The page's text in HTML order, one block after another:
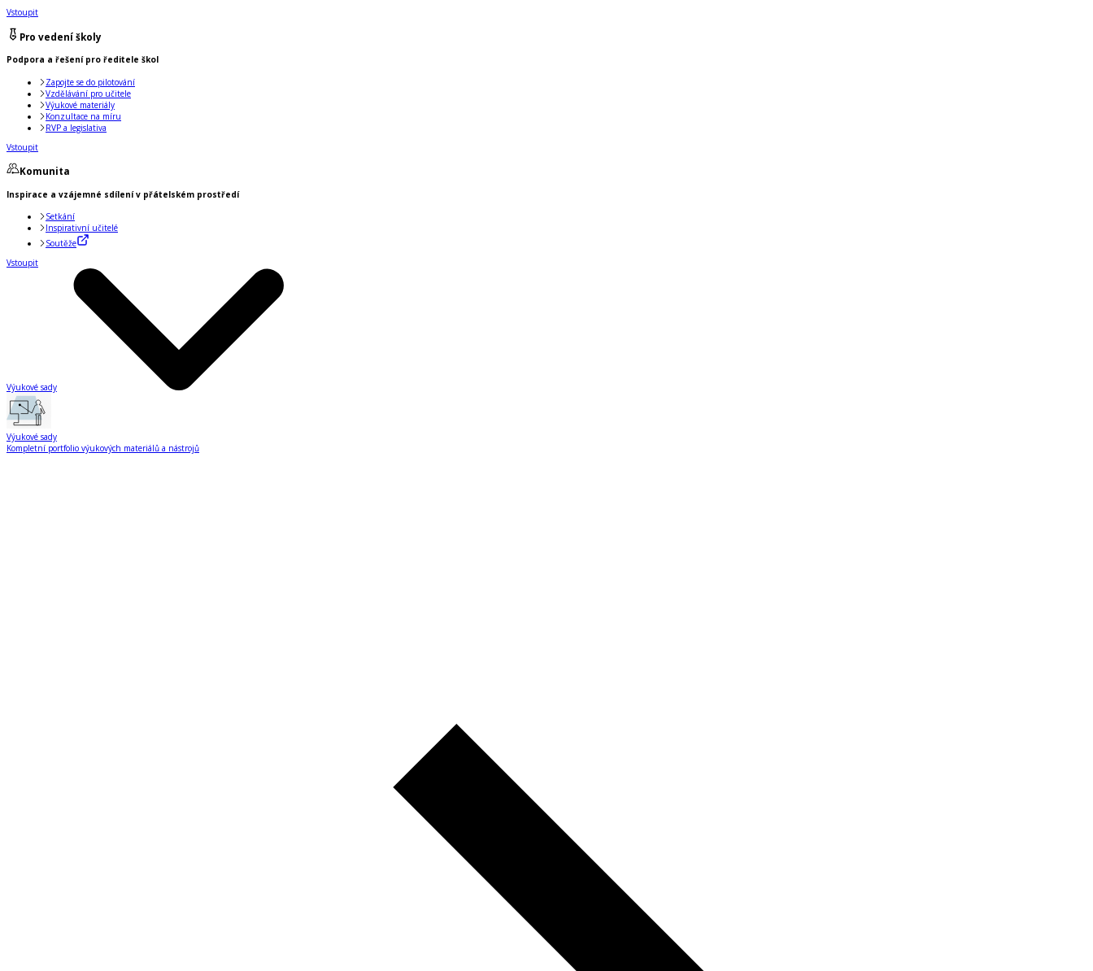
Vstoupit
Pro vedení školy
Podpora a řešení pro ředitele škol
Zapojte se do pilotování
Vzdělávání pro učitele
Výukové materiály
Konzultace na míru
RVP a legislativa
Vstoupit
Komunita
Inspirace a vzájemné sdílení v přátelském prostředí
Setkání
Inspirativní učitelé
Soutěže
Vstoupit
Výukové sady
Výukové sady
Kompletní portfolio výukových materiálů a nástrojů